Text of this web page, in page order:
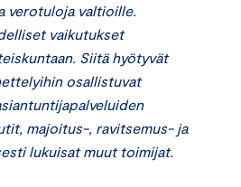
verotuloja valtioille.
vaikutukset
Siitä hyötyvät
osallistuvat
majoitus-, ravitsemus- ja
lukuisat muut toimijat.